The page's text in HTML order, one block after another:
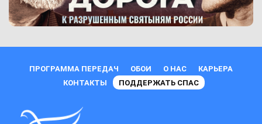
ПРОГРАММА ПЕРЕДАЧ ОБОИ О НАС
КАРЬЕРА
КОНТАКТЫ
ПОДДЕРЖАТЬ СПАС